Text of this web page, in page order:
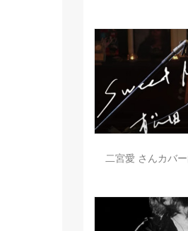
二宮愛 さんカバ